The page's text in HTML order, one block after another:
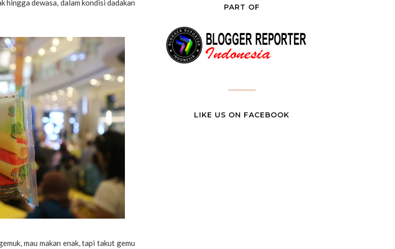
hingga dewasa, dalam kondisi dadakan
mau makan enak, tapi takut gemu
PART OF
LIKE US ON FACEBOOK